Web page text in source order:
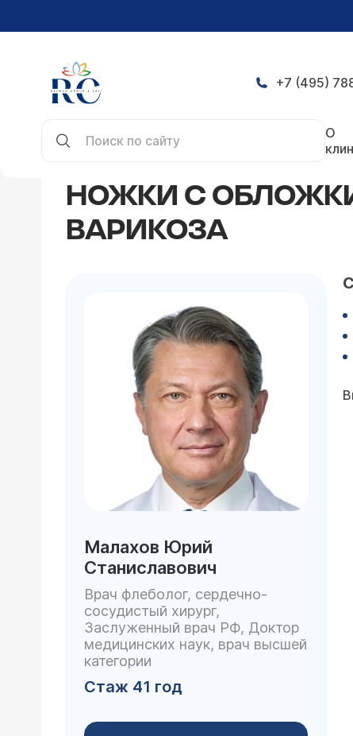
+7 (495)
О
НОЖКИ С
ВАРИКОЗА
Малахов Юрий
Станиславович
Врач флеболог, сердечно-
сосудистый хирург,
Заслуженный врач РФ, Доктор
медицинских наук, врач высшей
категории
Стаж 41 год